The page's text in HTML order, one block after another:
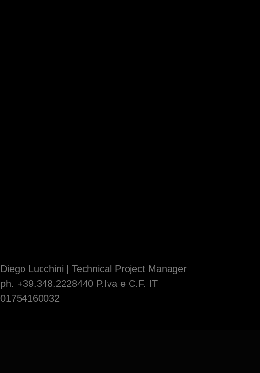
Diego Lucchini | Technical Project Manager
ph. +39.348.2228440 P.Iva e C.F. IT
01754160032